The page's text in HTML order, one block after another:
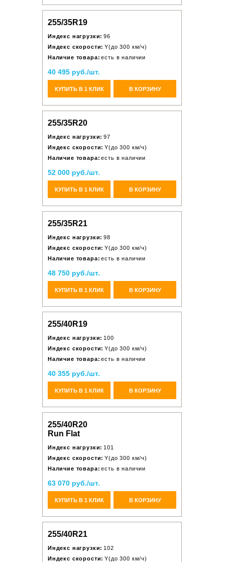
255/35R19
Индекс нагрузки: 96
Индекс скорости: Y(до 300 км/ч)
Наличие товара: есть в наличии
40 495 руб./шт.
КУПИТЬ В 1 КЛИК В КОРЗИНУ
255/35R20
Индекс нагрузки: 97
Индекс скорости: Y(до 300 км/ч)
Наличие товара: есть в наличии
52 000 руб./шт.
КУПИТЬ В 1 КЛИК В КОРЗИНУ
255/35R21
Индекс нагрузки: 98
Индекс скорости: Y(до 300 км/ч)
Наличие товара: есть в наличии
48 750 руб./шт.
КУПИТЬ В 1 КЛИК В КОРЗИНУ
255/40R19
Индекс нагрузки: 100
Индекс скорости: Y(до 300 км/ч)
Наличие товара: есть в наличии
40 355 руб./шт.
КУПИТЬ В 1 КЛИК В КОРЗИНУ
255/40R20
Run Flat
Индекс нагрузки: 101
Индекс скорости: Y(до 300 км/ч)
Наличие товара: есть в наличии
63 070 руб./шт.
КУПИТЬ В 1 КЛИК В КОРЗИНУ
255/40R21
Индекс нагрузки: 102
Индекс скорости: Y(до 300 км/ч)